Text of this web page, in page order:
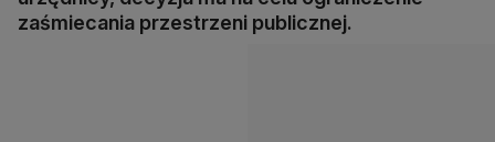
zaśmiecania przestrzeni publicznej.